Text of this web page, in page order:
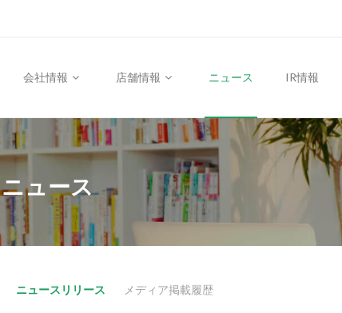
会社情報 店舗情報 ニュース IR情報
ニュース
ニュースリリース メディア掲載履歴